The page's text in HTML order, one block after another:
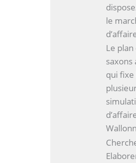
le
Le
saxons
qui